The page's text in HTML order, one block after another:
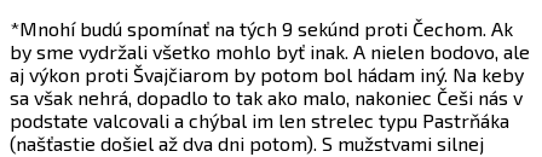
*Mnohí budú spomínať na tých 9 sekúnd proti Čechom. Ak
by sme vydržali všetko mohlo byť inak. A nielen bodovo, ale
aj výkon proti Švajčiarom by potom bol hádam iný. Na keby
sa však nehrá, dopadlo to tak ako malo, nakoniec Češi nás v
podstate valcovali a chýbal im len strelec typu Pastrňáka
(našťastie došiel až dva dni potom). S mužstvami silnej